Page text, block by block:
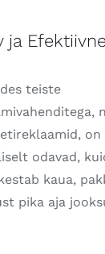
ja Efektiivne
teiste
on
odavad,
kaua,
pika aja